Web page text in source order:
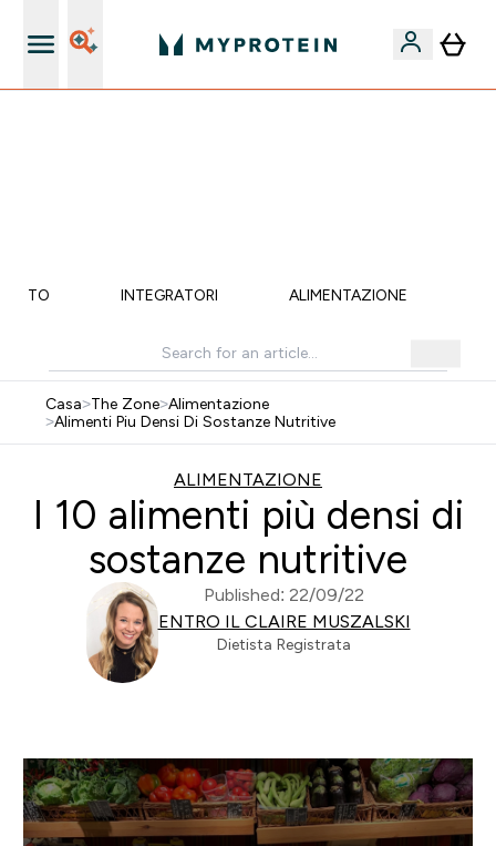
INTEGRATORI ALIMENTAZIONE
Casa>The Zone>Alimentazione
>Alimenti Piu Densi Di Sostanze Nutritive
ALIMENTAZIONE
I 10 alimenti più densi di
sostanze nutritive
Published: 22/09/22
ENTRO IL CLAIRE MUSZALSKI
Dietista Registrata